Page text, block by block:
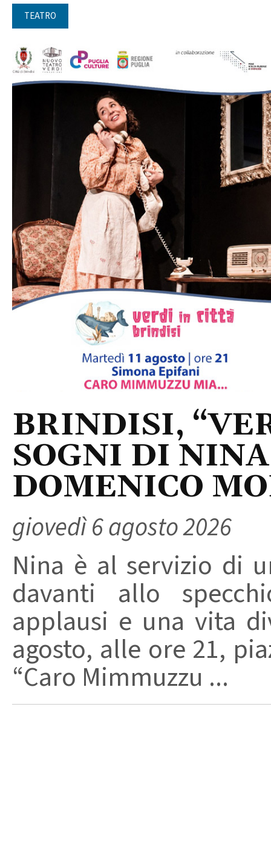
TEATRO
BRINDISI,
SOGNI DI
DOMENICO
giovedì 6 agosto 2026
Nina è al servizio di
davanti allo
applausi e una vita
agosto, alle ore 21,
“Caro Mimmuzzu ...